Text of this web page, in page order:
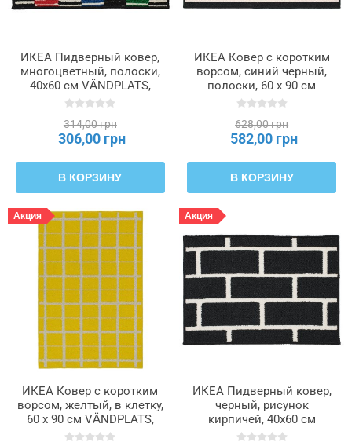
ИКЕА Пидверный ковер,
многоцветный, полоски,
40x60 см VÄNDPLATS,
406.009.53
314,00 грн
306,00 грн
В КОРЗИНУ
ИКЕА Ковер с коротким
ворсом, синий черный,
полоски, 60 x 90 см
VÄNDPLATS, 906.009.41
628,00 грн
582,00 грн
В КОРЗИНУ
Акция
ИКЕА Ковер с коротким
ворсом, желтый, в клетку,
60 x 90 см VÄNDPLATS,
606.009.47
Акция
ИКЕА Пидверный ковер,
черный, рисунок
кирпичей, 40x60 см
VÄNDPLATS, 706.009.56